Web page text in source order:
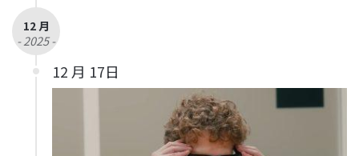
12 月
- 2025 -
12 月 17日